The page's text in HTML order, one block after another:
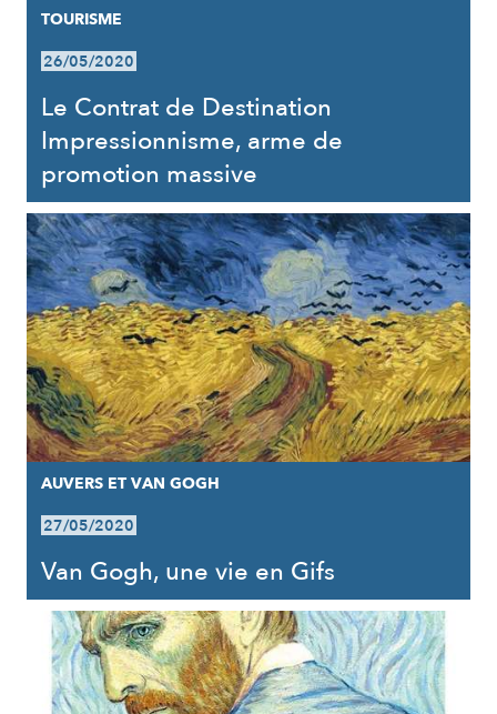
TOURISME
26/05/2020
Le Contrat de Destination
Impressionnisme, arme de
promotion massive
AUVERS ET VAN GOGH
27/05/2020
Van Gogh, une vie en Gifs